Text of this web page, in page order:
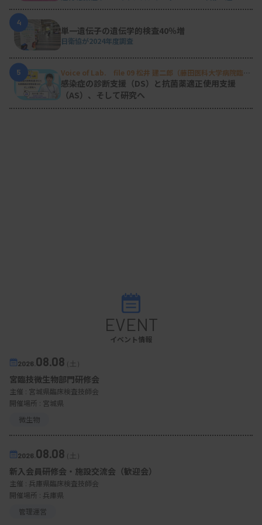
4
単一遺伝子の遺伝学的検査40％増
日衛協が2024年度調査
5
Voice of Lab. file 09 松井 建二郎（藤田医科大学病院臨床
検査部微生物遺伝子検査室）
感染症の診断支援（DS）と抗菌薬適正使用支援
（AS）、そして研究へ
EVENT
イベント情報
2026. 08.08（土）
宮臨技微生物部門研修会
主催 : 宮城県臨床検査技師会
開催場所 : 宮城県
微生物
2026. 08.08（土）
新入会員研修会・施設交流会（歓迎会）
主催 : 兵庫県臨床検査技師会
開催場所 : 兵庫県
管理運営